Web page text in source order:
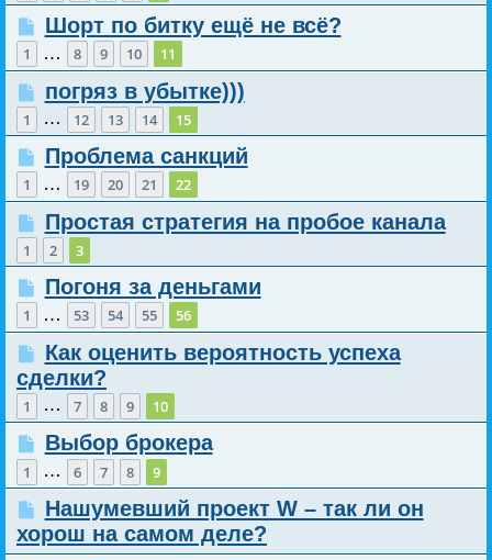
Шорт по битку ещё не всё?
1 … 8 9 10 11
погряз в убытке)))
1 … 12 13 14 15
Проблема санкций
1 … 19 20 21 22
Простая стратегия на пробое канала
1 2 3
Погоня за деньгами
1 … 53 54 55 56
Как оценить вероятность успеха
сделки?
1 … 7 8 9 10
Выбор брокера
1 … 6 7 8 9
Нашумевший проект W – так ли он
хорош на самом деле?